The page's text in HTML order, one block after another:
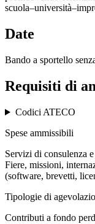
Date
Bando a sportello
Requisiti di
Codici ATECO
Spese ammissibili
Servizi di consulenza
Fiere, missioni,
(software, brevetti,
Tipologie di
Contributi a fondo